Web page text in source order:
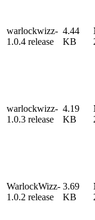
warlockwizz-
1.0.4 release
4.44
KB
warlockwizz-
1.0.3 release
4.19
KB
WarlockWizz-
1.0.2 release
3.69
KB